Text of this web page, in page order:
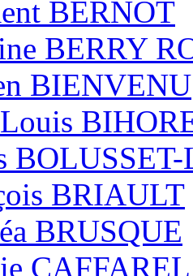
BERNOT
BERRY
BIENVENU
Louis
BRIAULT
BRUSQUE
CAFFAREL